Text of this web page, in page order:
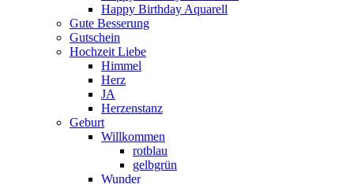
Happy Birthday Aquarell
Gute Besserung
Gutschein
Hochzeit Liebe
Himmel
Herz
JA
Herzenstanz
Geburt
Willkommen
rotblau
gelbgrün
Wunder